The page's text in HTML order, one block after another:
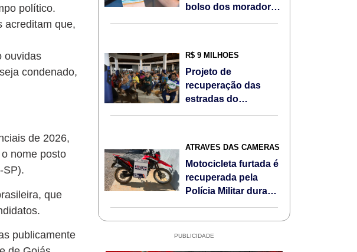
político.
acreditam que,
ouvidas
condenado,
de 2026,
nome posto
SP).
que
publicamente
bolso dos moradores
R$ 9 MILHÕES
Projeto de
recuperação das
estradas do
comunidade
ATRAVÉS DAS CÂMERAS
Motocicleta furtada é
recuperada pela
Polícia Militar durante
PUBLICIDADE